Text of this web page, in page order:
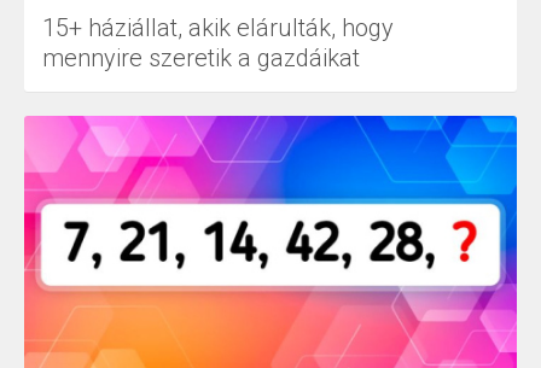
15+ háziállat, akik elárulták, hogy
mennyire szeretik a gazdáikat